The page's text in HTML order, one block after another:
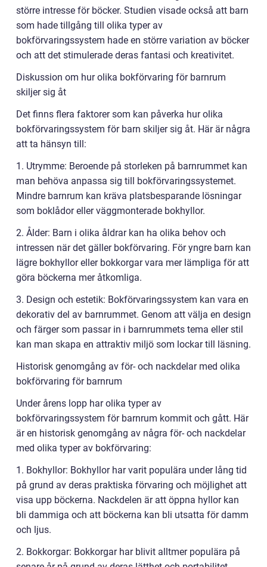
större intresse för böcker. Studien visade också att barn
som hade tillgång till olika typer av
bokförvaringssystem hade en större variation av böcker
och att det stimulerade deras fantasi och kreativitet.
Diskussion om hur olika bokförvaring för barnrum
skiljer sig åt
Det finns flera faktorer som kan påverka hur olika
bokförvaringssystem för barn skiljer sig åt. Här är några
att ta hänsyn till:
1. Utrymme: Beroende på storleken på barnrummet kan
man behöva anpassa sig till bokförvaringssystemet.
Mindre barnrum kan kräva platsbesparande lösningar
som boklådor eller väggmonterade bokhyllor.
2. Ålder: Barn i olika åldrar kan ha olika behov och
intressen när det gäller bokförvaring. För yngre barn kan
lägre bokhyllor eller bokkorgar vara mer lämpliga för att
göra böckerna mer åtkomliga.
3. Design och estetik: Bokförvaringssystem kan vara en
dekorativ del av barnrummet. Genom att välja en design
och färger som passar in i barnrummets tema eller stil
kan man skapa en attraktiv miljö som lockar till läsning.
Historisk genomgång av för- och nackdelar med olika
bokförvaring för barnrum
Under årens lopp har olika typer av
bokförvaringssystem för barnrum kommit och gått. Här
är en historisk genomgång av några för- och nackdelar
med olika typer av bokförvaring:
1. Bokhyllor: Bokhyllor har varit populära under lång tid
på grund av deras praktiska förvaring och möjlighet att
visa upp böckerna. Nackdelen är att öppna hyllor kan
bli dammiga och att böckerna kan bli utsatta för damm
och ljus.
2. Bokkorgar: Bokkorgar har blivit alltmer populära på